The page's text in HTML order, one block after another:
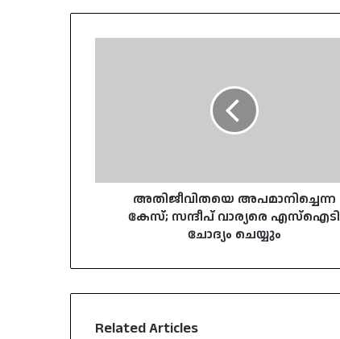
അതിജീവിതയെ അപമാനിച്ചെന്ന
കേസ്; സന്ദീപ് വാര്യരെ എസ്‌ഐടി
ചോദ്യം ചെയ്യും
Related Articles